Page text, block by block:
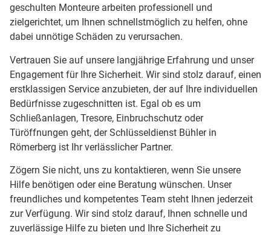
geschulten Monteure arbeiten professionell und
zielgerichtet, um Ihnen schnellstmöglich zu helfen, ohne
dabei unnötige Schäden zu verursachen.
Vertrauen Sie auf unsere langjährige Erfahrung und unser
Engagement für Ihre Sicherheit. Wir sind stolz darauf, einen
erstklassigen Service anzubieten, der auf Ihre individuellen
Bedürfnisse zugeschnitten ist. Egal ob es um
Schließanlagen, Tresore, Einbruchschutz oder
Türöffnungen geht, der Schlüsseldienst Bühler in
Römerberg ist Ihr verlässlicher Partner.
Zögern Sie nicht, uns zu kontaktieren, wenn Sie unsere
Hilfe benötigen oder eine Beratung wünschen. Unser
freundliches und kompetentes Team steht Ihnen jederzeit
zur Verfügung. Wir sind stolz darauf, Ihnen schnelle und
zuverlässige Hilfe zu bieten und Ihre Sicherheit zu